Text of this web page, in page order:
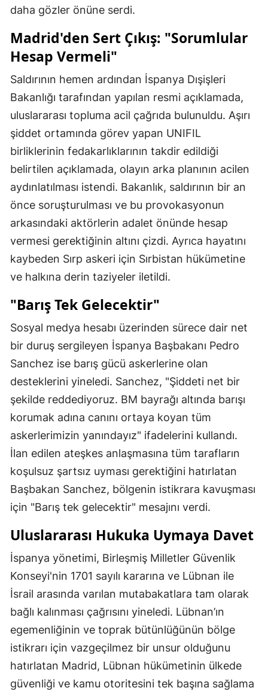
daha gözler önüne serdi.
Madrid'den Sert Çıkış: "Sorumlular
Hesap Vermeli"
Saldırının hemen ardından İspanya Dışişleri
Bakanlığı tarafından yapılan resmi açıklamada,
uluslararası topluma acil çağrıda bulunuldu. Aşırı
şiddet ortamında görev yapan UNIFIL
birliklerinin fedakarlıklarının takdir edildiği
belirtilen açıklamada, olayın arka planının acilen
aydınlatılması istendi. Bakanlık, saldırının bir an
önce soruşturulması ve bu provokasyonun
arkasındaki aktörlerin adalet önünde hesap
vermesi gerektiğinin altını çizdi. Ayrıca hayatını
kaybeden Sırp askeri için Sırbistan hükümetine
ve halkına derin taziyeler iletildi.
"Barış Tek Gelecektir"
Sosyal medya hesabı üzerinden sürece dair net
bir duruş sergileyen İspanya Başbakanı Pedro
Sanchez ise barış gücü askerlerine olan
desteklerini yineledi. Sanchez, "Şiddeti net bir
şekilde reddediyoruz. BM bayrağı altında barışı
korumak adına canını ortaya koyan tüm
askerlerimizin yanındayız" ifadelerini kullandı.
İlan edilen ateşkes anlaşmasına tüm tarafların
koşulsuz şartsız uyması gerektiğini hatırlatan
Başbakan Sanchez, bölgenin istikrara kavuşması
için "Barış tek gelecektir" mesajını verdi.
Uluslararası Hukuka Uymaya Davet
İspanya yönetimi, Birleşmiş Milletler Güvenlik
Konseyi'nin 1701 sayılı kararına ve Lübnan ile
İsrail arasında varılan mutabakatlara tam olarak
bağlı kalınması çağrısını yineledi. Lübnan’ın
egemenliğinin ve toprak bütünlüğünün bölge
istikrarı için vazgeçilmez bir unsur olduğunu
hatırlatan Madrid, Lübnan hükümetinin ülkede
güvenliği ve kamu otoritesini tek başına sağlama